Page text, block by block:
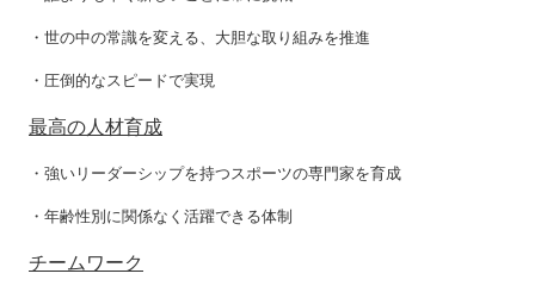
・世の中の常識を変える、大胆な取り組みを推進
・圧倒的なスピードで実現
最高の人材育成
・強いリーダーシップを持つスポーツの専門家を育成
・年齢性別に関係なく活躍できる体制
チームワーク